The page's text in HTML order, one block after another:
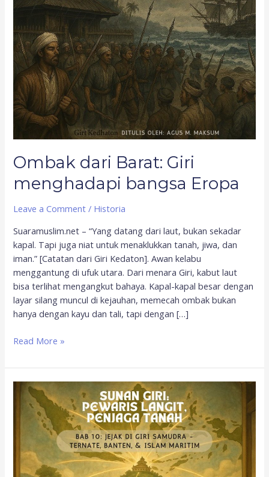
Ombak dari Barat: Giri
menghadapi bangsa Eropa
Leave a Comment / Historia
Suaramuslim.net – “Yang datang dari laut, bukan sekadar
kapal. Tapi juga niat untuk menaklukkan tanah, jiwa, dan
iman.” [Catatan dari Giri Kedaton]. Awan kelabu
menggantung di ufuk utara. Dari menara Giri, kabut laut
bisa terlihat mengangkut bahaya. Kapal-kapal besar dengan
layar silang muncul di kejauhan, memecah ombak bukan
hanya dengan kayu dan tali, tapi dengan […]
Read More »
Jejak
Samudra;
Ternate,
Banten,
dan